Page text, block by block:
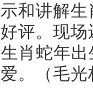
和讲解
评。现
肖蛇年
。（毛光